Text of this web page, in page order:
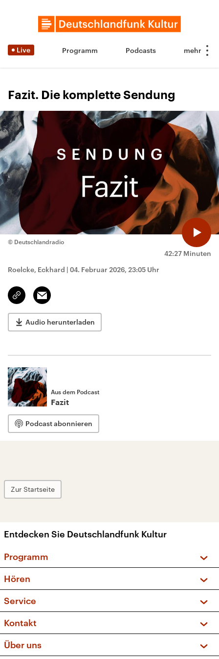
Live Programm Podcasts
Fazit. Die komplette Sendung
42:27 Minuten
© Deutschlandradio
Roelcke, Eckhard | 04. Februar 2026, 23:05 Uhr
Link
kopieren/teilen
Email
Audio herunterladen
Aus dem Podcast
Fazit
Podcast abonnieren
Zur Startseite
Entdecken Sie Deutschlandfunk Kultur
Programm
Sendungen und Podcasts
Musikliste
Kakadu – Das Kinderprogramm
Hören
Frequenzen (UKW + DAB+)
Service
FAQ
Apps
Newsletter
Kontakt
Social Media
Über uns